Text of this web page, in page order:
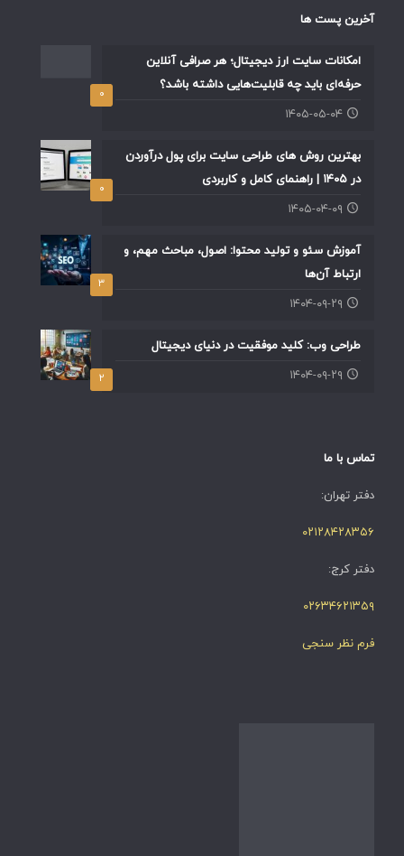
آخرین پست ها
۰
امکانات سایت ارز دیجیتال؛ هر صرافی آنلاین
حرفه‌ای باید چه قابلیت‌هایی داشته باشد؟
۱۴۰۵-۰۵-۰۴
۰
بهترین روش های طراحی سایت برای پول درآوردن
در ۱۴۰۵ | راهنمای کامل و کاربردی
۱۴۰۵-۰۴-۰۹
۳
آموزش سئو و تولید محتوا: اصول، مباحث مهم، و
ارتباط آن‌ها
۱۴۰۴-۰۹-۲۹
۲
طراحی وب: کلید موفقیت در دنیای دیجیتال
۱۴۰۴-۰۹-۲۹
تماس با ما
دفتر تهران:
۰۲۱۲۸۴۲۸۳۵۶
دفتر کرج:
۰۲۶۳۴۶۲۱۳۵۹
فرم نظر سنجی